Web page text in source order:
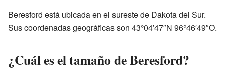
Beresford está ubicada en el sureste de Dakota del Sur.
Sus coordenadas geográficas son 43°04′47″N 96°46′49″O.
¿Cuál es el tamaño de Beresford?